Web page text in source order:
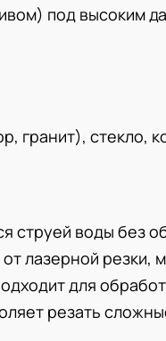
под высоким
гранит), стекло,
струей воды без
лазерной
для
резать